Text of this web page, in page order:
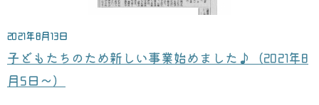
2021年8月13日
子どもたちのため新しい事業始めました♪（2021年8
月5日～）